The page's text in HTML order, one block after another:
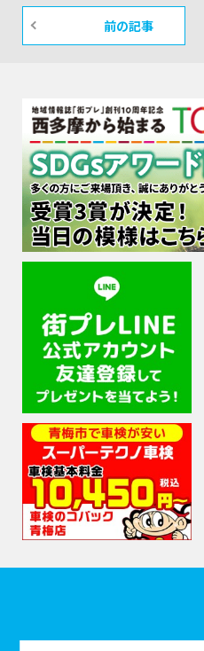
前の記事